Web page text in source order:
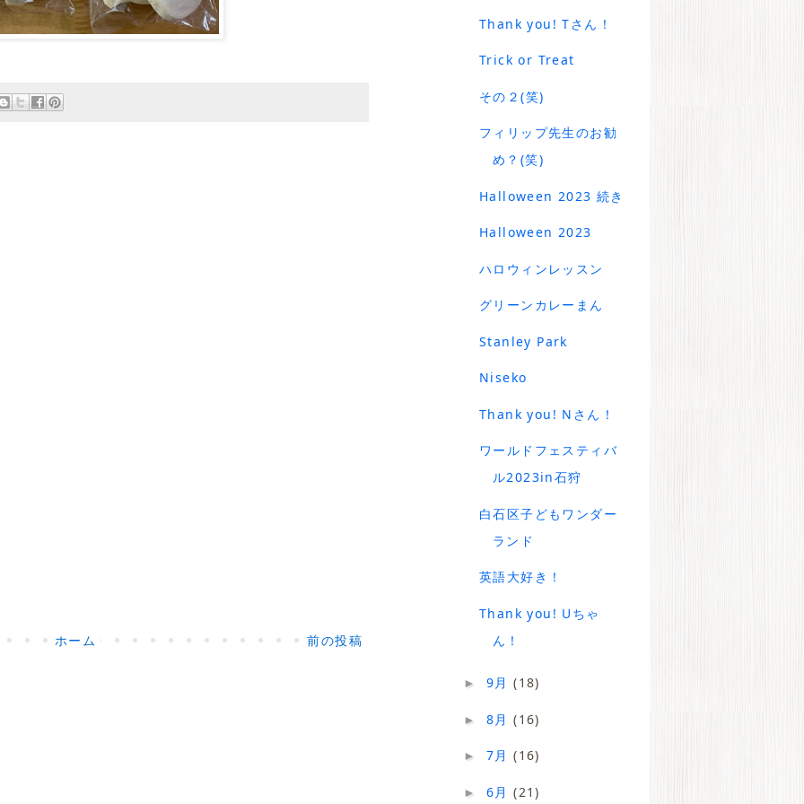
前の投稿
ホーム
Thank you! Tさん！
Trick or Treat
その２(笑)
フィリップ先生のお勧
め？(笑)
Halloween 2023 続き
Halloween 2023
ハロウィンレッスン
グリーンカレーまん
Stanley Park
Niseko
Thank you! Nさん！
ワールドフェスティバ
ル2023in石狩
白石区子どもワンダー
ランド
英語大好き！
Thank you! Uちゃ
ん！
► 9月(18)
► 8月(16)
► 7月(16)
► 6月(21)